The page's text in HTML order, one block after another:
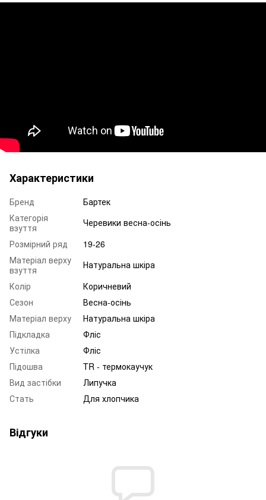
Характеристики
Бренд
Бартек
Категорія
взуття
Черевики весна-осінь
Розмірний ряд
19-26
Матеріал верху
взуття
Натуральна шкіра
Колір
Коричневий
Сезон
Весна-осінь
Матеріал верху
Натуральна шкіра
Підкладка
Фліс
Устілка
Фліс
Підошва
TR - термокаучук
Вид застібки
Липучка
Стать
Для хлопчика
Відгуки